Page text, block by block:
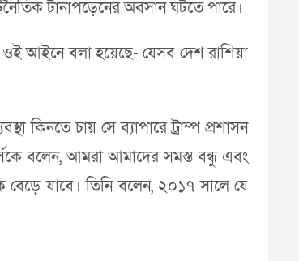
টানাপড়েনের অবসান ঘটতে পারে।
ওই আইনে বলা হয়েছে- যেসব দেশ রাশিয়া
কিনতে চায় সে ব্যাপারে ট্রাম্প প্রশাসন
বলেন, আমরা আমাদের সমস্ত বন্ধু এবং
যাবে। তিনি বলেন, ২০১৭ সালে যে